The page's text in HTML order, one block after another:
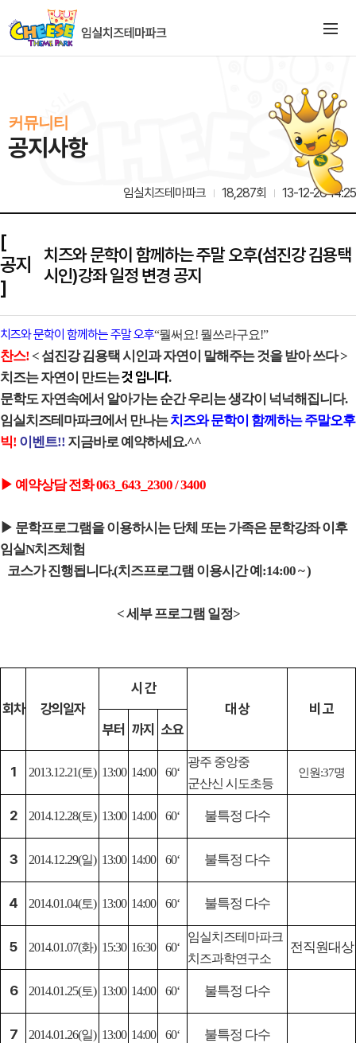
커뮤니티
공지사항
임실치즈테마파크 18,287회 13-12-26 14:25
[
공지
]
치즈와 문학이 함께하는 주말 오후(섬진강 김용택
시인)강좌 일정 변경 공지
치즈와 문학이 함께하는 주말 오후“뭘써요! 뭘쓰라구요!”
찬스!< 섬진강 김용택 시인과 자연이 말해주는 것을 받아 쓰다 >
치즈는 자연이 만드는것 입니다.
문학도 자연속에서 알아가는 순간 우리는 생각이 넉넉해집니다.
임실치즈테마파크에서 만나는치즈와 문학이 함께하는 주말오후
빅! 이벤트!! 지금바로 예약하세요.^^
▶ 예약상담 전화 063_643_2300 / 3400
▶ 문학프로그램을 이용하시는 단체 또는 가족은 문학강좌 이후
임실N치즈체험
코스가 진행됩니다.(치즈프로그램 이용시간 예:14:00 ~ )
< 세부 프로그램 일정>
회차 강의일자
시 간
대 상
비 고
부터 까지 소요
1 2013.12.21(토) 13:00 14:00 60‘
광주 중앙중
군산신 시도초등
인원:37명
2 2014.12.28(토) 13:00 14:00 60‘ 불특정 다수
3 2014.12.29(일) 13:00 14:00 60‘ 불특정 다수
4 2014.01.04(토) 13:00 14:00 60‘ 불특정 다수
5 2014.01.07(화) 15:30 16:30 60‘
임실치즈테마파크
치즈과학연구소
전직원대상
6 2014.01.25(토) 13:00 14:00 60‘ 불특정 다수
7 2014.01.26(일) 13:00 14:00 60‘ 불특정 다수